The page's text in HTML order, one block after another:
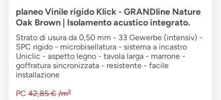
planeo Vinile rigido Klick - GRANDline Nature
Oak Brown | Isolamento acustico integrato.
Strato di usura da 0,50 mm - 33 Gewerbe (intensiv) -
SPC rigido - microbisellatura - sistema a incastro
Uniclic - aspetto legno - tavola larga - marrone -
goffratura sincronizzata - resistente - facile
installazione
PC 42,85 € /m²